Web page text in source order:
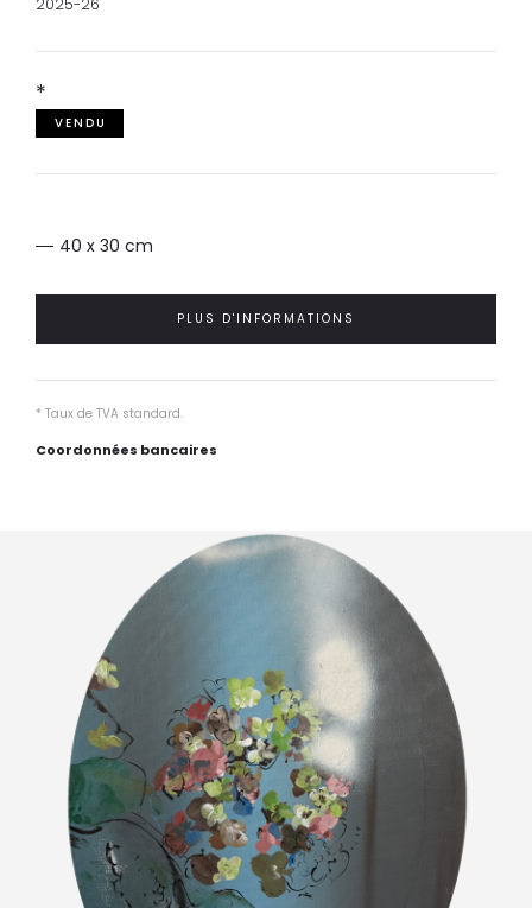
*
VENDU
40 x 30 cm
PLUS D'INFORMATIONS
* Taux de TVA standard.
Coordonnées bancaires